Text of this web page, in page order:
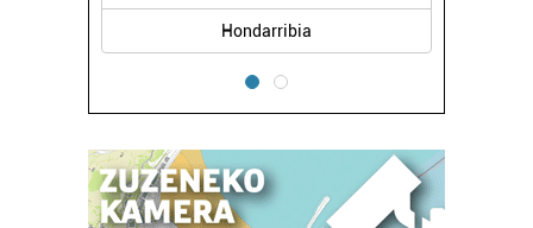
Hondarribia